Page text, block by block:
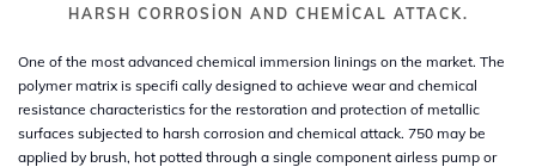
HARSH CORROSION AND CHEMICAL ATTACK.
One of the most advanced chemical immersion linings on the market. The
polymer matrix is specifi cally designed to achieve wear and chemical
resistance characteristics for the restoration and protection of metallic
surfaces subjected to harsh corrosion and chemical attack. 750 may be
applied by brush, hot potted through a single component airless pump or